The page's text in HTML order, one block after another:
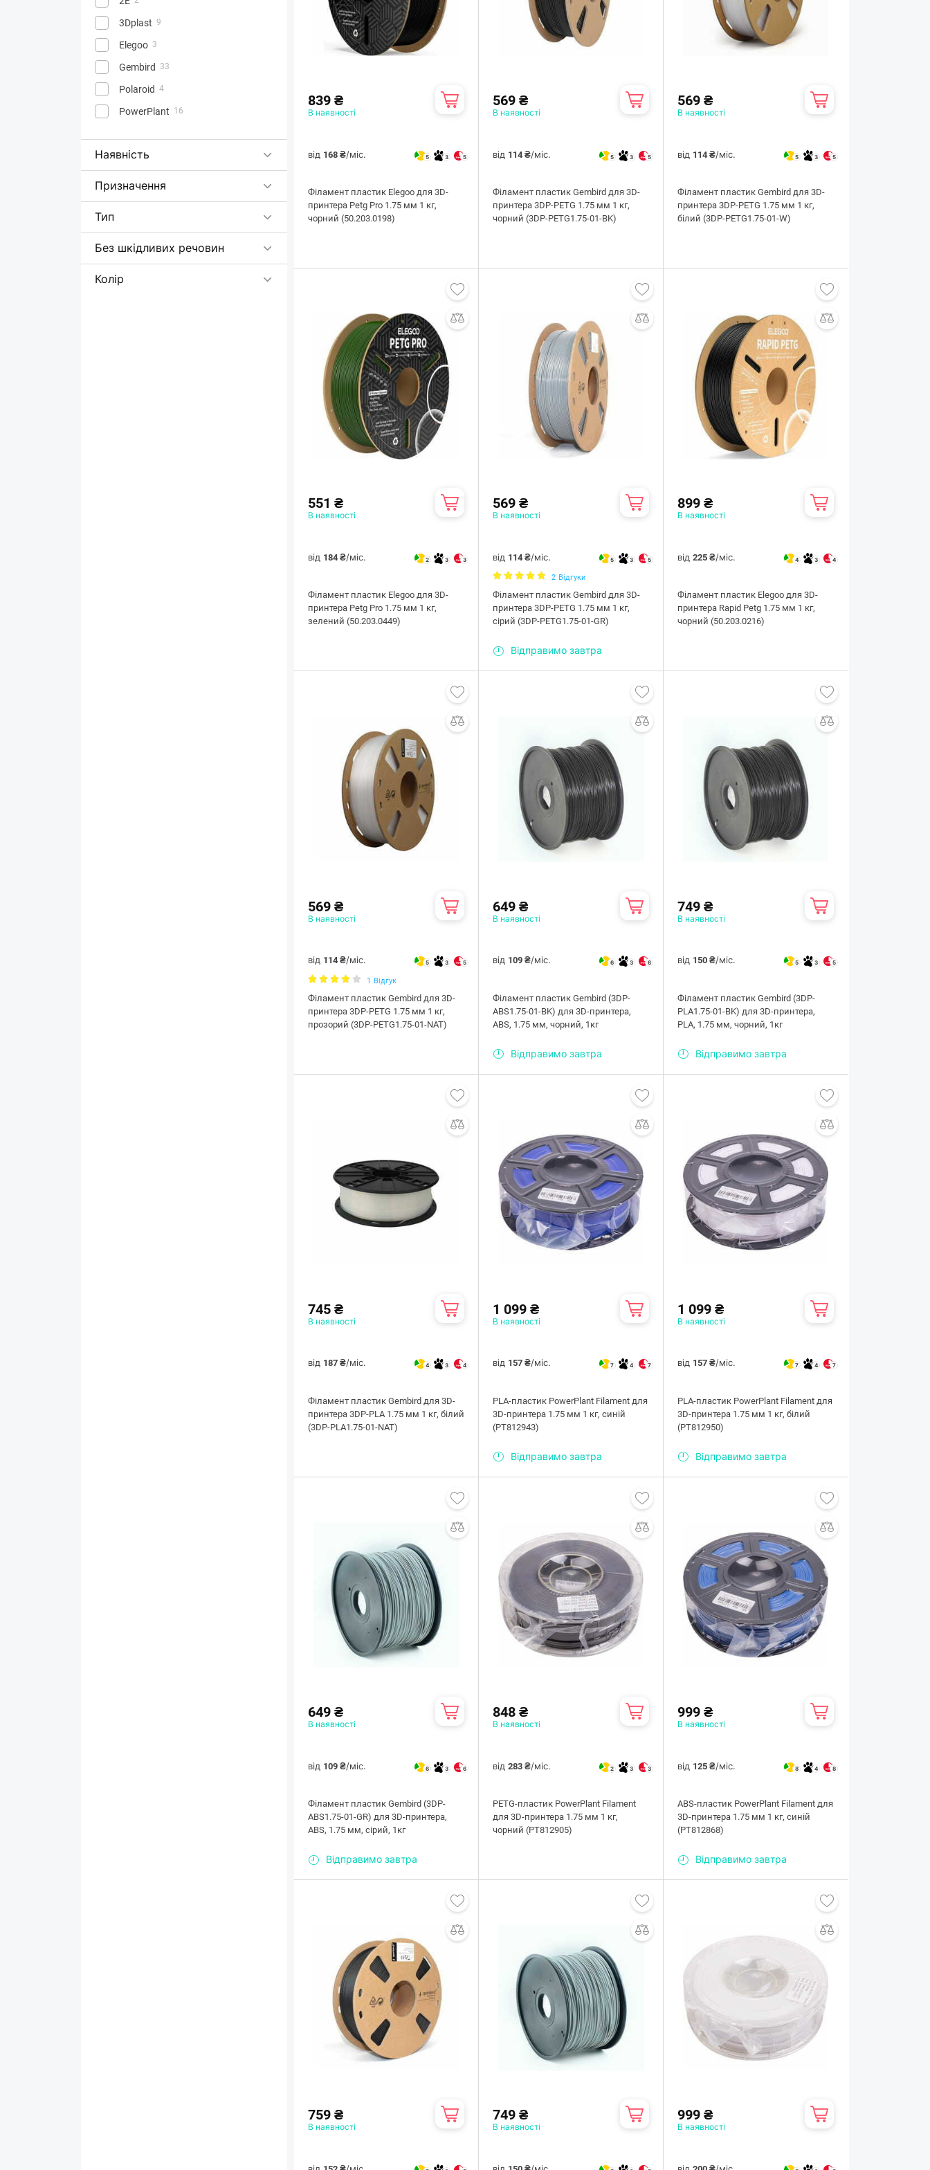
3Dplast 9
Elegoo 3
Gembird 33
Polaroid 4
PowerPlant 16
Наявність
Призначення
Тип
Без шкідливих речовин
Колір
839 ₴
В наявності
від 168 ₴/міс. 5 3 5
Філамент пластик Elegoo для 3D-
принтера Petg Pro 1.75 мм 1 кг,
чорний (50.203.0198)
569 ₴
В наявності
від 114 ₴/міс. 5 3 5
Філамент пластик Gembird для 3D-
принтера 3DP-PETG 1.75 мм 1 кг,
чорний (3DP-PETG1.75-01-BK)
569 ₴
В наявності
від 114 ₴/міс. 5 3 5
Філамент пластик Gembird для 3D-
принтера 3DP-PETG 1.75 мм 1 кг,
білий (3DP-PETG1.75-01-W)
551 ₴
В наявності
від 184 ₴/міс. 2 3 3
Філамент пластик Elegoo для 3D-
принтера Petg Pro 1.75 мм 1 кг,
зелений (50.203.0449)
569 ₴
В наявності
від 114 ₴/міс. 5 3 5
2 Відгуки
Філамент пластик Gembird для 3D-
принтера 3DP-PETG 1.75 мм 1 кг,
сірий (3DP-PETG1.75-01-GR)
Відправимо завтра
899 ₴
В наявності
від225 ₴/міс. 4 3 4
Філамент пластик Elegoo для 3D-
принтера Rapid Petg 1.75 мм 1 кг,
чорний (50.203.0216)
569 ₴
В наявності
від 114 ₴/міс. 5 3 5
1 Відгук
Філамент пластик Gembird для 3D-
принтера 3DP-PETG 1.75 мм 1 кг,
прозорий (3DP-PETG1.75-01-NAT)
649 ₴
В наявності
від 109 ₴/міс. 6 3 6
Філамент пластик Gembird (3DP-
ABS1.75-01-BK) для 3D-принтера,
ABS, 1.75 мм, чорний, 1кг
Відправимо завтра
749 ₴
В наявності
від 150 ₴/міс. 5 3 5
Філамент пластик Gembird (3DP-
PLA1.75-01-BK) для 3D-принтера,
PLA, 1.75 мм, чорний, 1кг
Відправимо завтра
745 ₴
В наявності
від 187 ₴/міс. 4 3 4
Філамент пластик Gembird для 3D-
принтера 3DP-PLA 1.75 мм 1 кг, білий
(3DP-PLA1.75-01-NAT)
1 099 ₴
В наявності
від 157 ₴/міс. 7 4 7
PLA-пластик PowerPlant Filament для
3D-принтера 1.75 мм 1 кг, синій
(PT812943)
Відправимо завтра
1 099 ₴
В наявності
від 157 ₴/міс. 7 4 7
PLA-пластик PowerPlant Filament для
3D-принтера 1.75 мм 1 кг, білий
(PT812950)
Відправимо завтра
649 ₴
В наявності
від 109 ₴/міс. 6 3 6
Філамент пластик Gembird (3DP-
ABS1.75-01-GR) для 3D-принтера,
ABS, 1.75 мм, сiрий, 1кг
Відправимо завтра
848 ₴
В наявності
від283 ₴/міс. 2 3 3
PETG-пластик PowerPlant Filament
для 3D-принтера 1.75 мм 1 кг,
чорний (PT812905)
999 ₴
В наявності
від 125 ₴/міс. 8 4 8
ABS-пластик PowerPlant Filament для
3D-принтера 1.75 мм 1 кг, синій
(PT812868)
Відправимо завтра
759 ₴
В наявності
749 ₴
В наявності
999 ₴
В наявності